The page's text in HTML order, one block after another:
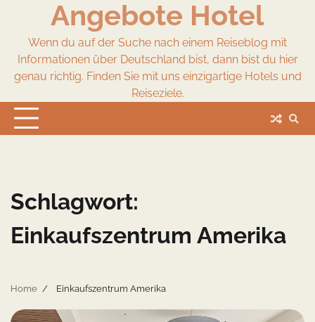
content
Angebote Hotel
Wenn du auf der Suche nach einem Reiseblog mit
Informationen über Deutschland bist, dann bist du hier
genau richtig. Finden Sie mit uns einzigartige Hotels und
Reiseziele.
Schlagwort:
Einkaufszentrum Amerika
Home Einkaufszentrum Amerika